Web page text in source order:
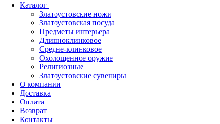
Каталог
Златоустовские ножи
Златоустовская посуда
Предметы интерьера
Длинноклинковое
Средне-клинковое
Охолощенное оружие
Религиозные
Златоустовские сувениры
О компании
Доставка
Оплата
Возврат
Контакты